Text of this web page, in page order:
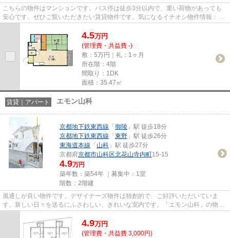
こちらの物件はマンションです。バス停は徒歩3分以内で、重い荷物があっても
安心です。ぜひご覧いただきたい賃貸物件です。気になるイチオシ物件情報：
4.5万円
(管理費・共益費 -)
敷：5万円｜礼：1ヶ月
所在階：4階
間取り：1DK
面積：35.47㎡
賃貸｜アパート エモン山科
京都地下鉄東西線 「 御陵 」駅 徒歩18分
京都地下鉄東西線 「 東野 」駅 徒歩26分
東海道本線 「 山科 」駅 徒歩27分
京都府京都市山科区北花山寺内町15-15
4.9万円
築年数：築54年 ｜募集中： 1室
階数：2階建
風通しが良い物件です。デザイナーズ物件は独創的で、ご好評いただいていま
す。新しい日々を送るにふさわしい、きれいな室内です。「エモン山科」の物件
4.9万円
(管理費・共益費 3,000円)